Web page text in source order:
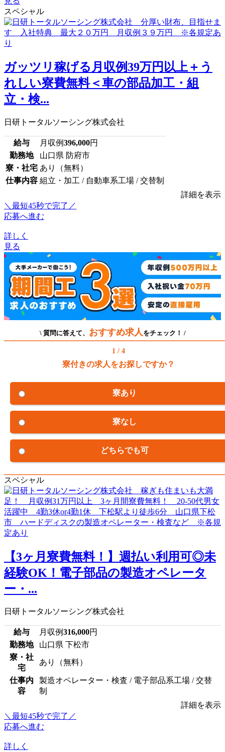
スペシャル
ガッツリ稼げる月収例39万円以上＋う
れしい寮費無料＜車の部品加工・組
立・検...
日研トータルソーシング株式会社
給与 月収例396,000円
勤務地
山口県 防府市
寮・社宅 あり（無料）
仕事内容 組立・加工 / 自動車系工場 / 交替制
詳細を表示
＼最短45秒で完了／
応募へ進む
詳しく
見る
\ 質問に答えて、 おすすめ求人 をチェック！ /
1 / 4
寮付きの求人をお探しですか？
寮あり
寮なし
どちらでも可
スペシャル
【3ヶ月寮費無料！】週払い利用可◎未
経験OK！電子部品の製造オペレータ
ー・...
日研トータルソーシング株式会社
給与 月収例316,000円
勤務地
山口県 下松市
寮・社
宅
あり（無料）
仕事内
容
製造オペレーター・検査 / 電子部品系工場 / 交替
制
詳細を表示
＼最短45秒で完了／
応募へ進む
詳しく